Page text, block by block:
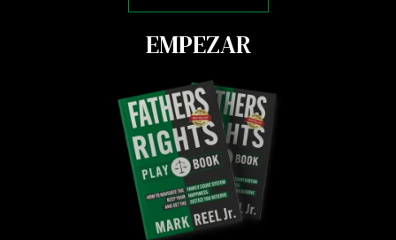
EMPEZAR